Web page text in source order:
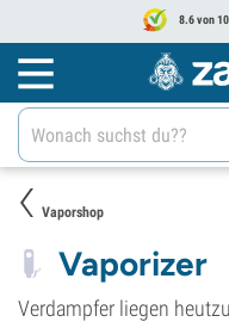
8.6 von
Vaporshop
Vaporizer
Verdampfer liegen